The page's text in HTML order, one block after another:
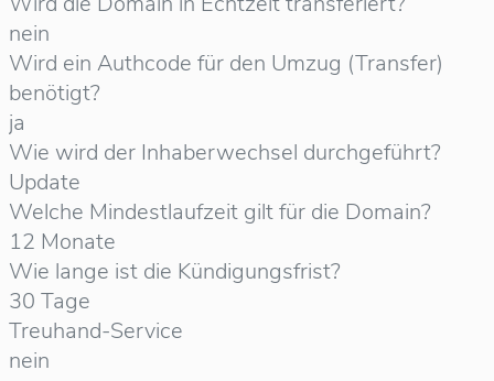
nein
Wird ein Authcode für den Umzug (Transfer)
benötigt?
ja
Wie wird der Inhaberwechsel durchgeführt?
Update
Welche Mindestlaufzeit gilt für die Domain?
12 Monate
Wie lange ist die Kündigungsfrist?
30 Tage
Treuhand-Service
nein